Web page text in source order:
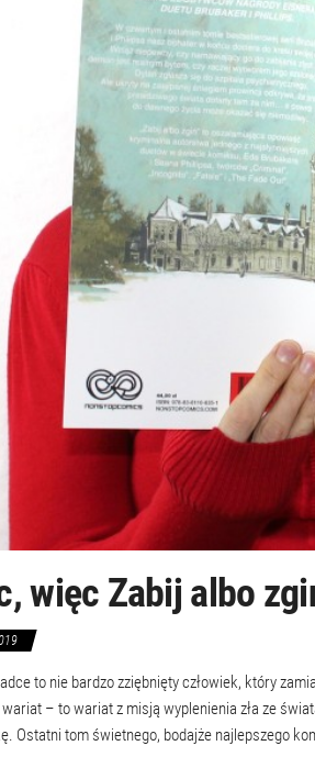
więc Zabij albo
to nie bardzo zziębnięty człowiek, który
– to wariat z misją wyplenienia zła ze
Ostatni tom świetnego, bodajże najlepszego